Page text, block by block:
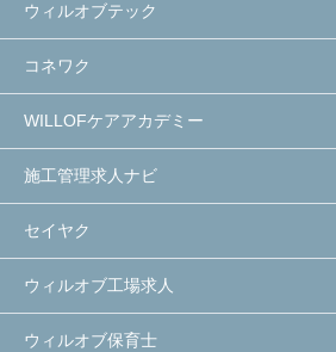
ウィルオブテック
コネワク
WILLOFケアアカデミー
施工管理求人ナビ
セイヤク
ウィルオブ工場求人
ウィルオブ保育士